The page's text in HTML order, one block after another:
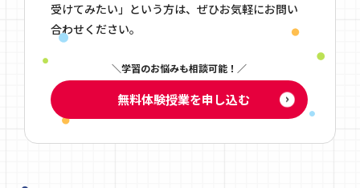
受けてみたい」という方は、ぜひお気軽にお問い
合わせください。
学習のお悩みも相談可能！
無料体験授業を申し込む